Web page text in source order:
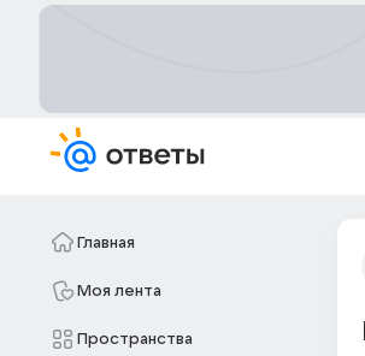
Главная
Моя лента
Пространства